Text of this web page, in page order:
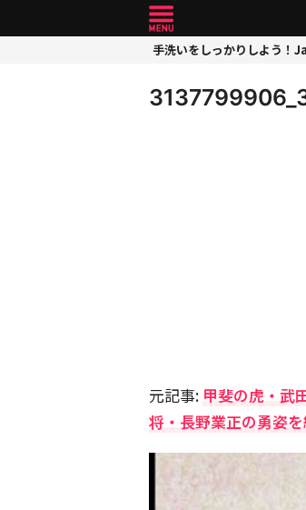
手洗いをしっかりしよう！
元記事: 甲斐の虎・武
将・長野業正の勇姿